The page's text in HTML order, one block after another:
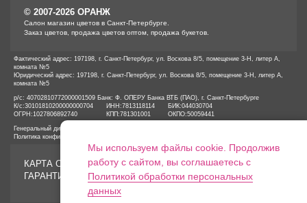
© 2007-2026 ОРАНЖ
Cалон магазин цветов в Санкт-Петербурге.
Заказ цветов, продажа цветов оптом, продажа букетов.
Фактический адрес: 197198, г. Санкт-Петербург, ул. Воскова 8/5, помещение 3-Н, литер А,
комната №5
Юридический адрес: 197198, г. Санкт-Петербург, ул. Воскова 8/5, помещение 3-Н, литер А,
комната №5
р/с: 40702810772000001509 Банк: Ф. ОПЕРУ Банка ВТБ (ПАО), г. Санкт-Петербурге
К/с:30101810200000000704 ИНН:7813118114 БИК:044030704
ОГРН: 1027806892740 КПП:781301001 ОКПО:50059441
Генеральный директор ООО «ОРАНЖ» Иванов А.Е.
Политика конфиденциальности
КАРТА САЙТА
ГАРАНТИИ
Мы используем файлы cookie. Продолжив
работу с сайтом, вы соглашаетесь с
Политикой обработки персональных
данных